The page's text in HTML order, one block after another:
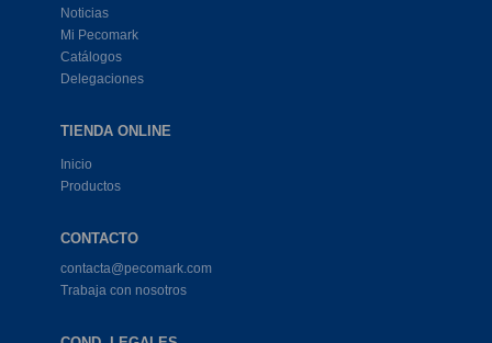
Noticias
Mi Pecomark
Catálogos
Delegaciones
TIENDA ONLINE
Inicio
Productos
CONTACTO
contacta@pecomark.com
Trabaja con nosotros